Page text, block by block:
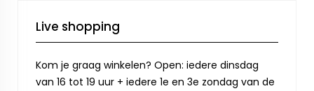
Live shopping
Kom je graag winkelen? Open: iedere dinsdag
van 16 tot 19 uur + iedere 1e en 3e zondag van de